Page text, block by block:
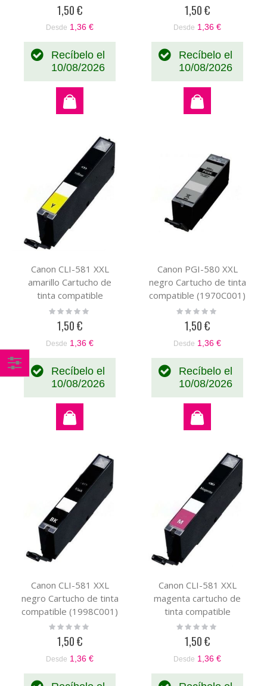
1,50 €
Desde 1,36 €
Recíbelo el
10/08/2026
1,50 €
Desde 1,36 €
Recíbelo el
10/08/2026
Canon CLI-581 XXL
amarillo Cartucho de
tinta compatible
(1997C001)
Rating:
1,50 €
Desde 1,36 €
Recíbelo el
10/08/2026
Canon PGI-580 XXL
negro Cartucho de tinta
compatible (1970C001)
Rating:
1,50 €
Desde 1,36 €
Recíbelo el
10/08/2026
Canon CLI-581 XXL
negro Cartucho de tinta
compatible (1998C001)
Rating:
1,50 €
Desde 1,36 €
Canon CLI-581 XXL
magenta cartucho de
tinta compatible
(1996C001)
Rating:
1,50 €
Desde 1,36 €
Comprar